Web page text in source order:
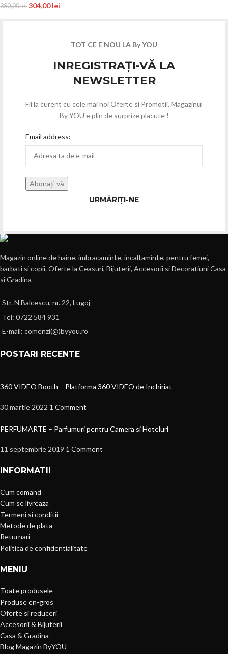
380,00lei 304,00lei
TOT CE E NOU LA By YOU
INREGISTRAȚI-VĂ LA
NEWSLETTER
Fii la curent cu cele mai noi Oferte si Promotii. Magazinul
By YOU e plin de surprize placute !
Email address:
URMĂRIȚI-NE
Magazin online de haine, imbracaminte, incaltaminte, pentru femei,
barbati si copii. Oferte la Ceasuri, Bijuterii, Accesorii si Decoratiuni Casa
si Gradina
Str. N.Balcescu, nr. 22, Lugoj
Tel: 0722 584 931
E-mail: comenzi(@)byyou.ro
POSTARI RECENTE
360 VIDEO Booth – Platforma 360 VIDEO de Inchiriat
30 martie 2022 1 Comment
PERFUMARTE – Parfumuri pentru Camera si Hoteluri
11 septembrie 2019 1 Comment
INFORMATII
Cum comand
Cum se livreaza
Termeni si conditii
Metode de plata
Returnari
Politica de confidentialitate
MENIU
Toate produsele
Produse en-gros
Oferte si reduceri
Accesorii & Bijuterii
Casa & Gradina
Blog Magazin ByYOU